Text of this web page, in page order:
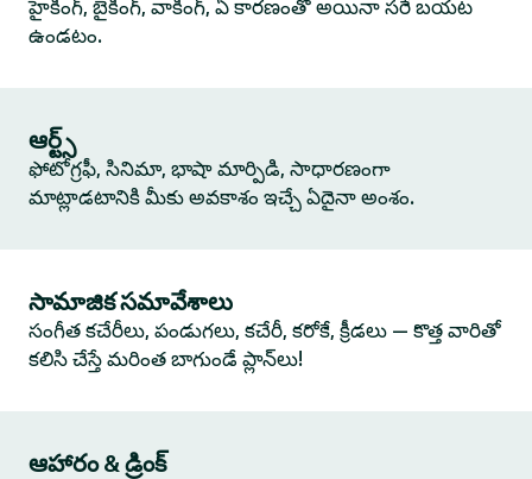
హైకింగ్, బైకింగ్, వాకింగ్, ఏ కారణంతో అయినా సరే బయట
ఉండటం.
ఆర్ట్స్
ఫోటోగ్రఫీ, సినిమా, భాషా మార్పిడి, సాధారణంగా
మాట్లాడటానికి మీకు అవకాశం ఇచ్చే ఏదైనా అంశం.
సామాజిక సమావేశాలు
సంగీత కచేరీలు, పండుగలు, కచేరీ, కరోకే, క్రీడలు — కొత్త వారితో
కలిసి చేస్తే మరింత బాగుండే ప్లాన్‌లు!
ఆహారం & డ్రింక్